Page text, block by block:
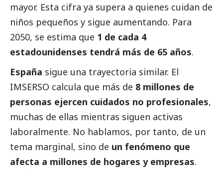
mayor. Esta cifra ya supera a quienes cuidan de
niños pequeños y sigue aumentando. Para
2050, se estima que 1 de cada 4
estadounidenses tendrá más de 65 años.
España sigue una trayectoria similar. El
IMSERSO calcula que más de 8 millones de
personas ejercen cuidados no profesionales,
muchas de ellas mientras siguen activas
laboralmente. No hablamos, por tanto, de un
tema marginal, sino de un fenómeno que
afecta a millones de hogares y empresas.